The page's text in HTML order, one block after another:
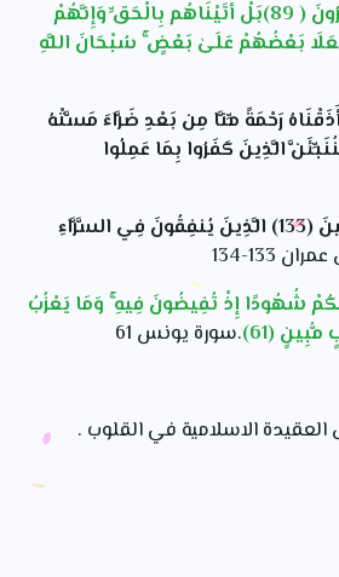
كُلِّ شَيْءٍ وَهُوَ يُجِيرُ وَلَا يُجَارُ عَلَيْهِ إِن كُنتُمْ تَعْلَمُونَ(88) سَيَقُولُونَ لِلَّهِ ۚ قُلْ فَأَنَّىٰ تُسْحَرُونَ ( 89)بَلْ أَتَيْنَاهُم بِالْحَقِّ وَإِنَّهُمْ
وَلَعَلَا بَعْضُهُمْ عَلَىٰ بَعْضٍ ۚ سُبْحَانَ اللَّهِ
دُعَاءِ الْخَيْرِ وَإِن مَّسَّهُ الشَّرُّ فَيَئُوسٌ قَنُوطٌ (49) وَلَئِنْ أَذَقْنَاهُ رَحْمَةً مِّنَّا مِن بَعْدِ ضَرَّاءَ مَسَّتْهُ
الَّذِينَ كَفَرُوا بِمَا عَمِلُوا
"وَسَارِعُوا إِلَىٰ مَغْفِرَةٍ مِّن رَّبِّكُمْ وَجَنَّةٍ عَرْضُهَا السَّمَاوَاتُ وَالْأَرْضُ أُعِدَّتْ لِلْمُتَّقِينَ (133) الَّذِينَ يُنفِقُونَ فِي السَّرَّاءِ
133-134
شُهُودًا إِذْ تُفِيضُونَ فِيهِ ۚ وَمَا يَعْزُبُ
(61)
.سورة يونس 61
الاسلامية في القلوب .